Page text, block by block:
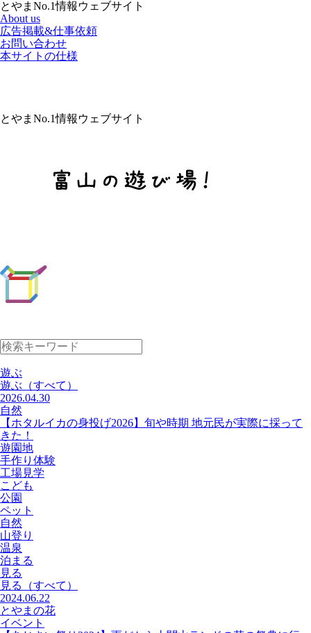
とやまNo.1情報ウェブサイト
About us
広告掲載&仕事依頼
お問い合わせ
本サイトの仕様
とやまNo.1情報ウェブサイト
遊ぶ
遊ぶ （すべて）
2026.04.30
自然
【ホタルイカの身投げ2026】旬や時期 地元民が実際に採って
きた！
遊園地
手作り体験
工場見学
こども
公園
ペット
自然
山登り
温泉
泊まる
見る
見る
（すべて）
2024.06.22
とやまの花
イベント